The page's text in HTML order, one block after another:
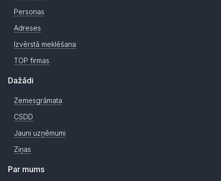
Personas
Adreses
Izvērstā meklēšana
TOP firmas
Dažādi
Zemesgrāmata
CSDD
Jauni uzņēmumi
Ziņas
Par mums